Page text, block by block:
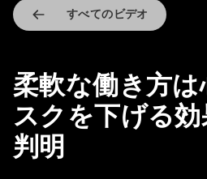
すべてのビデオ
柔軟な働き方は
スクを下げる
判明